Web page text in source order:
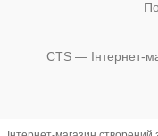
CTS — Інтернет-